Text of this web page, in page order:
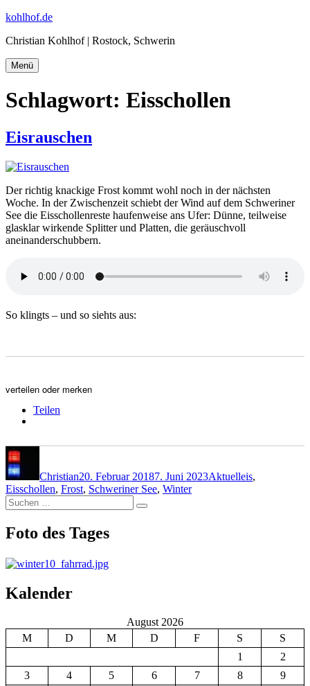
Zum
springen
kohlhof.de
Christian Kohlhof | Rostock, Schwerin
Menü
Schlagwort: Eisschollen
Eisrauschen
Der richtig knackige Frost kommt wohl noch in der nächsten
Woche. In der Zwischenzeit schiebt der Wind auf dem Schweriner
See die Eisschollenreste haufenweise ans Ufer: Dünne, teilweise
glasklar wirkende Splitter und Platten, die geräuschvoll
aneinanderschubbern.
So klingts – und so siehts aus:
verteilen oder merken
Teilen
Christian20. Februar 20187. Juni 2023Aktuelleis,
Eisschollen, Frost, Schweriner See, Winter
Suchen
nach:
Suchen
Foto des Tages
Kalender
August 2026
M
D M D F S
S
1
2
3
4 5 6 7 8
9